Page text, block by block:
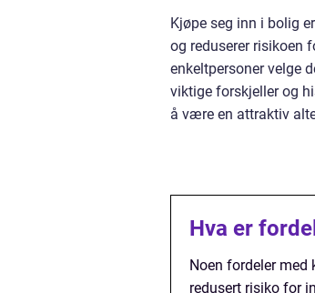
Kjøpe seg inn i bolig
og reduserer risikoen
enkeltpersoner velge
viktige forskjeller og
å være en attraktiv
Hva er
Noen fordeler
redusert risiko for